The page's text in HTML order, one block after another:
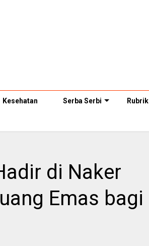
Kesehatan Serba Serbi Rubrik
di Naker
Emas bagi